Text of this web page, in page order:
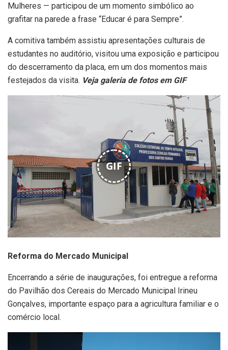
Mulheres — participou de um momento simbólico ao
grafitar na parede a frase “Educar é para Sempre”.
A comitiva também assistiu apresentações culturais de
estudantes no auditório, visitou uma exposição e participou
do descerramento da placa, em um dos momentos mais
festejados da visita. Veja galeria de fotos em GIF
GIF
Reforma do Mercado Municipal
Encerrando a série de inaugurações, foi entregue a reforma
do Pavilhão dos Cereais do Mercado Municipal Irineu
Gonçalves, importante espaço para a agricultura familiar e o
comércio local.